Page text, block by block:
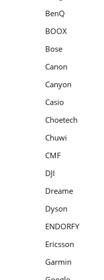
BenQ
BOOX
Bose
Canon
Canyon
Casio
Choetech
Chuwi
CMF
DJI
Dreame
Dyson
ENDORFY
Ericsson
Garmin